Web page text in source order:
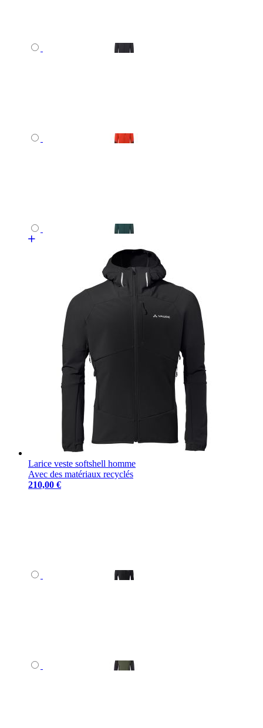
Larice veste softshell homme
Avec des matériaux recyclés
210,00 €